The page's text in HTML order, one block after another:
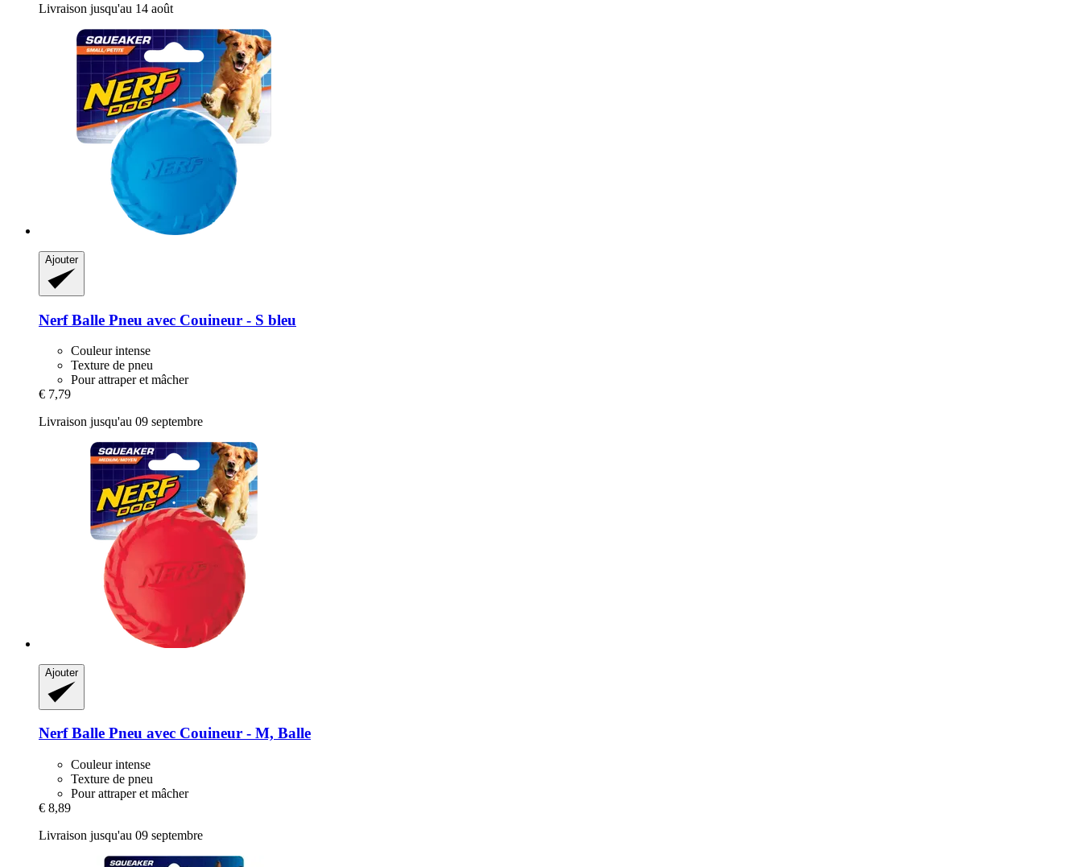
Livraison jusqu'au 14 août
Ajouter
NerfBalle Pneu avec Couineur -​ S bleu
Couleur intense
Texture de pneu
Pour attraper et mâcher
€ 7,79
Livraison jusqu'au 09 septembre
Ajouter
NerfBalle Pneu avec Couineur -​ M, Balle
Couleur intense
Texture de pneu
Pour attraper et mâcher
€ 8,89
Livraison jusqu'au 09 septembre